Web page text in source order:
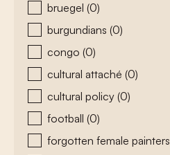
bruegel (0)
burgundians (0)
congo (0)
cultural attaché (0)
cultural policy (0)
football (0)
forgotten female painters